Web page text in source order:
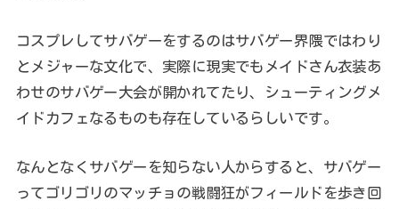
コスプレしてサバゲーをするのはサバゲー界隈ではわり
とメジャーな文化で、実際に現実でもメイドさん衣装あ
わせのサバゲー大会が開かれてたり、シューティングメ
イドカフェなるものも存在しているらしいです。
なんとなくサバゲーを知らない人からすると、サバゲー
ってゴリゴリのマッチョの戦闘狂がフィールドを歩き回